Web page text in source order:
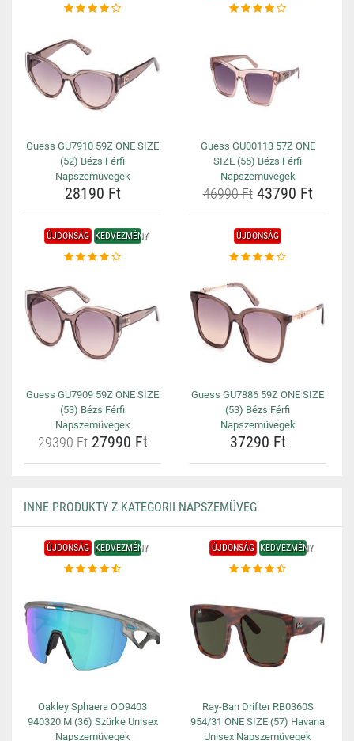
Guess GU7910 59Z ONE SIZE
(52) Bézs Férfi
Napszemüvegek
28190 Ft
Guess GU00113 57Z ONE
SIZE (55) Bézs Férfi
Napszemüvegek
46990 Ft43790 Ft
ÚJDONSÁG KEDVEZMÉNY
Guess GU7909 59Z ONE SIZE
(53) Bézs Férfi
Napszemüvegek
29390 Ft27990 Ft
ÚJDONSÁG
Guess GU7886 59Z ONE SIZE
(53) Bézs Férfi
Napszemüvegek
37290 Ft
INNE PRODUKTY Z KATEGORII NAPSZEMÜVEG
ÚJDONSÁG KEDVEZMÉNY
Oakley Sphaera OO9403
940320 M (36) Szürke Unisex
Napszemüvegek
ÚJDONSÁG KEDVEZMÉNY
Ray-Ban Drifter RB0360S
954/31 ONE SIZE (57) Havana
Unisex Napszemüvegek